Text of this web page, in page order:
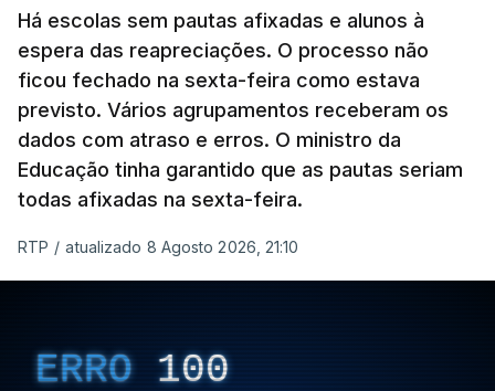
Há escolas sem pautas afixadas e alunos à
espera das reapreciações. O processo não
ficou fechado na sexta-feira como estava
previsto. Vários agrupamentos receberam os
dados com atraso e erros. O ministro da
Educação tinha garantido que as pautas seriam
todas afixadas na sexta-feira.
RTP / atualizado 8 Agosto 2026, 21:10
ERRO 100